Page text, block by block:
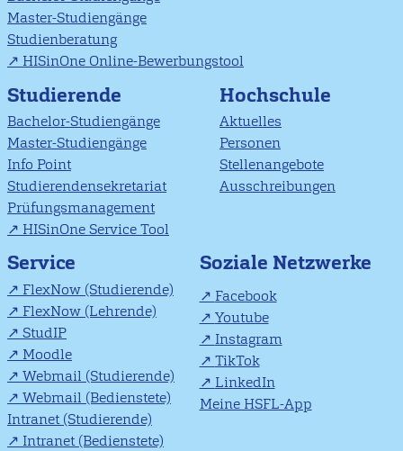
Master-Studiengänge
Studienberatung
HISinOne Online-Bewerbungstool
Studierende
Bachelor-Studiengänge
Master-Studiengänge
Info Point
Studierendensekretariat
Prüfungsmanagement
HISinOne Service Tool
Hochschule
Aktuelles
Personen
Stellenangebote
Ausschreibungen
Service
FlexNow (Studierende)
FlexNow (Lehrende)
StudIP
Moodle
Webmail (Studierende)
Webmail (Bedienstete)
Intranet (Studierende)
Intranet (Bedienstete)
Soziale Netzwerke
Facebook
Youtube
Instagram
TikTok
LinkedIn
Meine HSFL-App